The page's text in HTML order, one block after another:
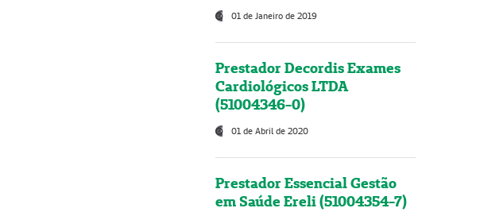
01 de Janeiro de 2019
Prestador Decordis Exames
Cardiológicos LTDA
(51004346-0)
01 de Abril de 2020
Prestador Essencial Gestão
em Saúde Ereli (51004354-7)